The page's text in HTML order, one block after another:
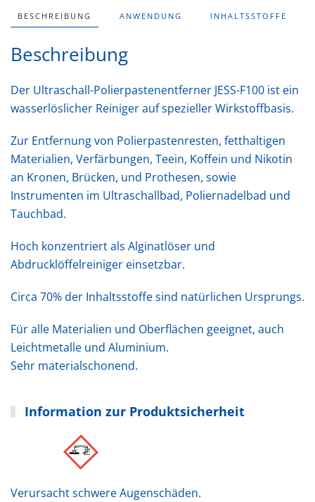
BESCHREIBUNG ANWENDUNG INHALTSSTOFFE
Beschreibung
Der Ultraschall-Polierpastenentferner JESS-F100 ist ein
wasserlöslicher Reiniger auf spezieller Wirkstoffbasis.
Zur Entfernung von Polierpastenresten, fetthaltigen
Materialien, Verfärbungen, Teein, Koffein und Nikotin
an Kronen, Brücken, und Prothesen, sowie
Instrumenten im Ultraschallbad, Poliernadelbad und
Tauchbad.
Hoch konzentriert als Alginatlöser und
Abdrucklöffelreiniger einsetzbar.
Circa 70% der Inhaltsstoffe sind natürlichen Ursprungs.
Für alle Materialien und Oberflächen geeignet, auch
Leichtmetalle und Aluminium.
Sehr materialschonend.
Information zur Produktsicherheit
Verursacht schwere Augenschäden.